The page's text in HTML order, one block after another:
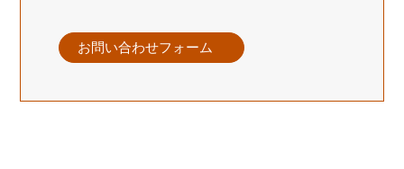
お問い合わせフォーム